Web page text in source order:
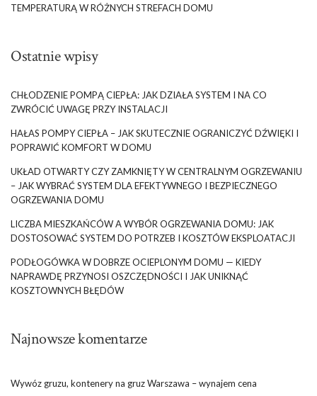
TEMPERATURĄ W RÓŻNYCH STREFACH DOMU
Ostatnie wpisy
CHŁODZENIE POMPĄ CIEPŁA: JAK DZIAŁA SYSTEM I NA CO
ZWRÓCIĆ UWAGĘ PRZY INSTALACJI
HAŁAS POMPY CIEPŁA – JAK SKUTECZNIE OGRANICZYĆ DŹWIĘKI I
POPRAWIĆ KOMFORT W DOMU
UKŁAD OTWARTY CZY ZAMKNIĘTY W CENTRALNYM OGRZEWANIU
– JAK WYBRAĆ SYSTEM DLA EFEKTYWNEGO I BEZPIECZNEGO
OGRZEWANIA DOMU
LICZBA MIESZKAŃCÓW A WYBÓR OGRZEWANIA DOMU: JAK
DOSTOSOWAĆ SYSTEM DO POTRZEB I KOSZTÓW EKSPLOATACJI
PODŁOGÓWKA W DOBRZE OCIEPLONYM DOMU — KIEDY
NAPRAWDĘ PRZYNOSI OSZCZĘDNOŚCI I JAK UNIKNĄĆ
KOSZTOWNYCH BŁĘDÓW
Najnowsze komentarze
Wywóz gruzu, kontenery na gruz Warszawa – wynajem cena